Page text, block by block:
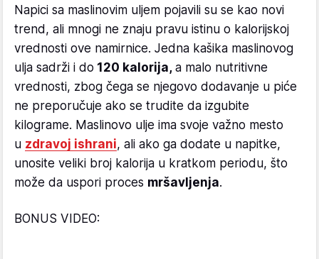
Napici sa maslinovim uljem pojavili su se kao novi
trend, ali mnogi ne znaju pravu istinu o kalorijskoj
vrednosti ove namirnice. Jedna kašika maslinovog
ulja sadrži i do 120 kalorija, a malo nutritivne
vrednosti, zbog čega se njegovo dodavanje u piće
ne preporučuje ako se trudite da izgubite
kilograme. Maslinovo ulje ima svoje važno mesto
u zdravoj ishrani, ali ako ga dodate u napitke,
unosite veliki broj kalorija u kratkom periodu, što
može da uspori proces mršavljenja.
BONUS VIDEO: